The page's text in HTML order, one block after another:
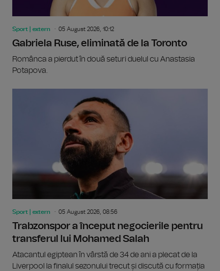
Sport | extern 05 August 2026, 10:12
Gabriela Ruse, eliminată de la Toronto
Românca a pierdut în două seturi duelul cu Anastasia
Potapova.
Sport | extern 05 August 2026, 08:56
Trabzonspor a început negocierile pentru
transferul lui Mohamed Salah
Atacantul egiptean în vârstă de 34 de ani a plecat de la
Liverpool la finalul sezonului trecut și discută cu formația